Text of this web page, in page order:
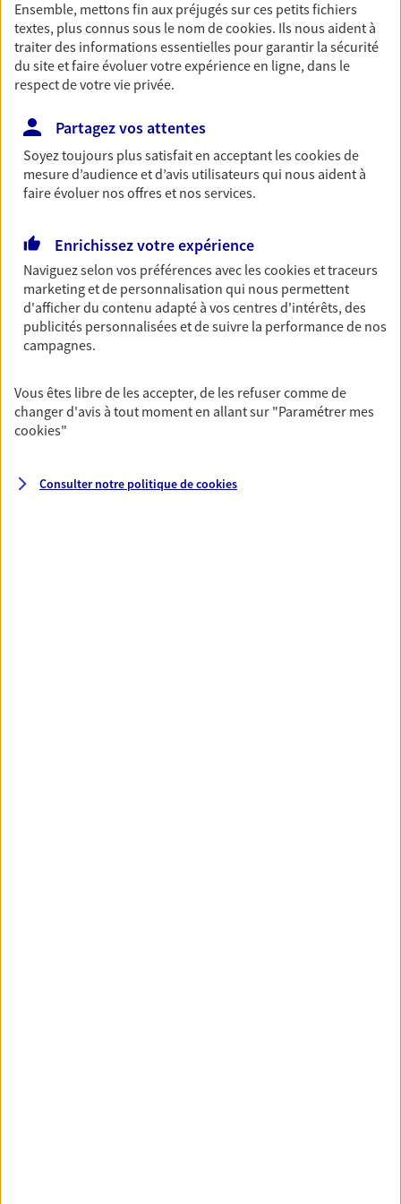
francoisregis.devaublanc.a2p@axa.frN° Orias : 26 003
430
Nos expertises
Accompagner les
professionnels et les
entreprises
Comme vous, nous sommes des indépendants. Nous
bâtissons ensemble des solutions cohérentes pour
vous-même et votre famille.
Ensemble, mettons fin aux préjugés sur ces petits fichiers
textes, plus connus sous le nom decookies. Ils nous aident à
traiter des informations essentielles pour garantir la sécurité
du site et faire évoluer votre expérience en ligne, dans le
respect de votre vie privée.
Partagez vos attentes
Soyez toujours plus satisfait en acceptant lescookiesde
mesure d’audience et d’avis utilisateurs qui nous aident à
faire évoluer nos offres et nos services.
Enrichissez votre expérience
Naviguez selon vos préférences avec lescookies et traceurs
marketing et de personnalisation qui nous permettent
d'afficher du contenu adapté à vos centres d'intérêts, des
publicités personnalisées et de suivre la performance de nos
campagnes.
Vous êtes libre de les accepter, de les refuser comme de
changer d'avis à tout moment en allant sur "Paramétrer mes
cookies"
Consulter notre politique decookies